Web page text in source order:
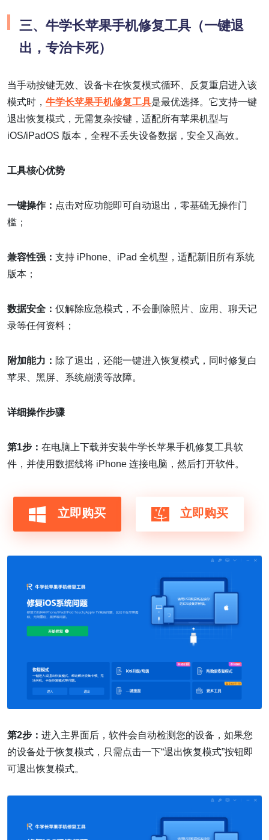
三、 牛学长苹果手机修复工具（一键退
出，专治卡死）
当手动按键无效、设备卡在恢复模式循环、反复重启进入该
模式时， 牛学长苹果手机修复工具是最优选择。它支持一键
退出恢复模式，无需复杂按键，适配所有苹果机型与
iOS/iPadOS 版本，全程不丢失设备数据，安全又高效。
工具核心优势
一键操作： 点击对应功能即可自动退出，零基础无操作门
槛；
兼容性强： 支持 iPhone、iPad 全机型，适配新旧所有系统
版本；
数据安全： 仅解除应急模式，不会删除照片、应用、聊天记
录等任何资料；
附加能力： 除了退出，还能一键进入恢复模式，同时修复白
苹果、黑屏、系统崩溃等故障。
详细操作步骤
第1步： 在电脑上下载并安装牛学长苹果手机修复工具软
件，并使用数据线将 iPhone 连接电脑，然后打开软件。
立即购买 立即购买
第2步： 进入主界面后，软件会自动检测您的设备，如果您
的设备处于恢复模式，只需点击一下“退出恢复模式”按钮即
可退出恢复模式。